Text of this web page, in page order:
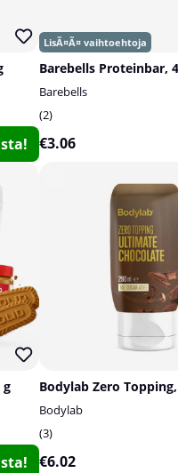
Barebells Proteinbar,
Barebells
2
€3.06
g Bodylab Zero
Bodylab
3
€6.02